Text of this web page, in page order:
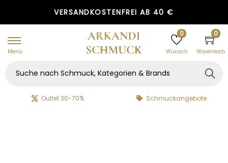
GRATIS GESCHENKVERPACKUNG
VERSANDKOSTENFREI AB 40 €
Menü
0
Wunsch
0
Warenkorb
Searc
Outlet 30-70% Schmuckangebote